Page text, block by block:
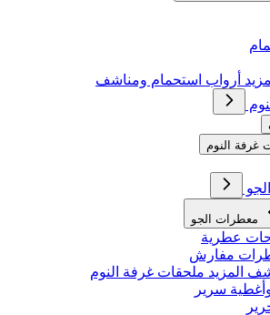
أرواب استحمام ومناشف
غرفة النوم
معطرات الجو
عطرية
مفارش
المزيد ملحقات غرفة النوم
سرير